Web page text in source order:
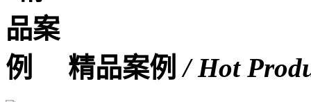
精品案例/ Hot